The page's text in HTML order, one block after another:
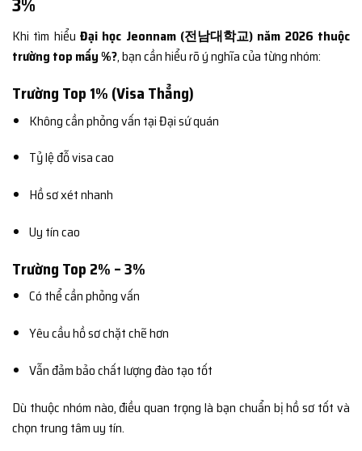
Khi tìm hiểu Đại học Jeonnam (전남대학교) năm 2026 thuộc
trường top mấy %?, bạn cần hiểu rõ ý nghĩa của từng nhóm:
Trường Top 1% (Visa Thẳng)
Không cần phỏng vấn tại Đại sứ quán
Tỷ lệ đỗ visa cao
Hồ sơ xét nhanh
Uy tín cao
Trường Top 2% – 3%
Có thể cần phỏng vấn
Yêu cầu hồ sơ chặt chẽ hơn
Vẫn đảm bảo chất lượng đào tạo tốt
Dù thuộc nhóm nào, điều quan trọng là bạn chuẩn bị hồ sơ tốt và
chọn trung tâm uy tín.